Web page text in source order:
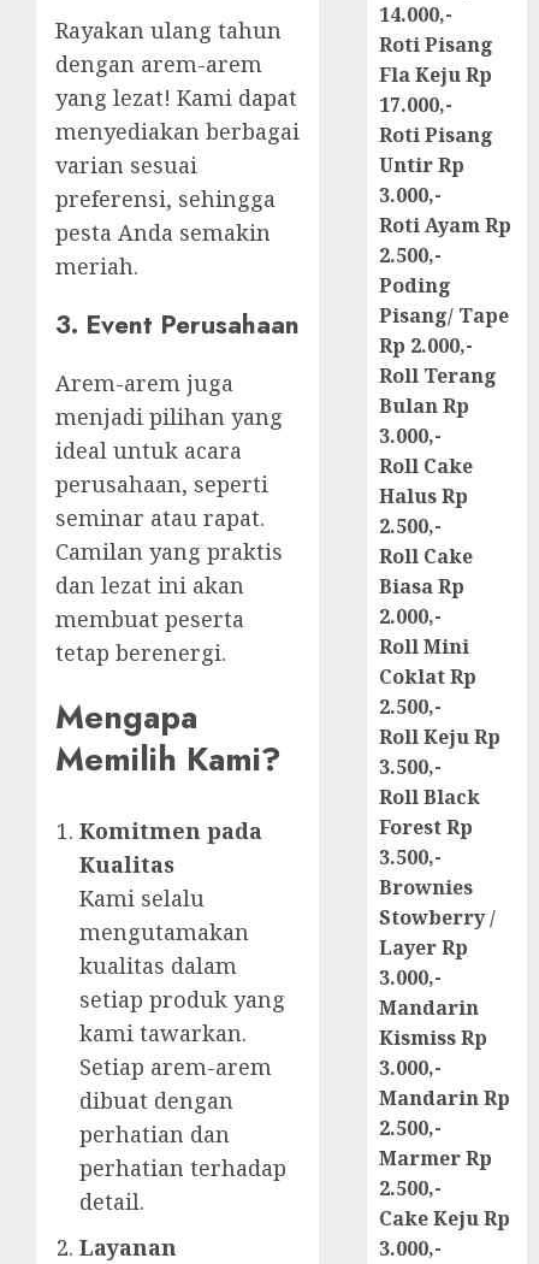
Rayakan ulang tahun
dengan arem-arem
yang lezat! Kami dapat
menyediakan berbagai
varian sesuai
preferensi, sehingga
pesta Anda semakin
meriah.
3. Event Perusahaan
Arem-arem juga
menjadi pilihan yang
ideal untuk acara
perusahaan, seperti
seminar atau rapat.
Camilan yang praktis
dan lezat ini akan
membuat peserta
tetap berenergi.
Mengapa
Memilih Kami?
Komitmen pada
Kualitas
Kami selalu
mengutamakan
kualitas dalam
setiap produk yang
kami tawarkan.
Setiap arem-arem
dibuat dengan
perhatian dan
perhatian terhadap
detail.
Layanan
14.000,-
Roti Pisang
Fla Keju Rp
17.000,-
Roti Pisang
Untir Rp
3.000,-
Roti Ayam Rp
2.500,-
Poding
Pisang/ Tape
Rp 2.000,-
Roll Terang
Bulan Rp
3.000,-
Roll Cake
Halus Rp
2.500,-
Roll Cake
Biasa Rp
2.000,-
Roll Mini
Coklat Rp
2.500,-
Roll Keju Rp
3.500,-
Roll Black
Forest Rp
3.500,-
Brownies
Stowberry /
Layer Rp
3.000,-
Mandarin
Kismiss Rp
3.000,-
Mandarin Rp
2.500,-
Marmer Rp
2.500,-
Cake Keju Rp
3.000,-